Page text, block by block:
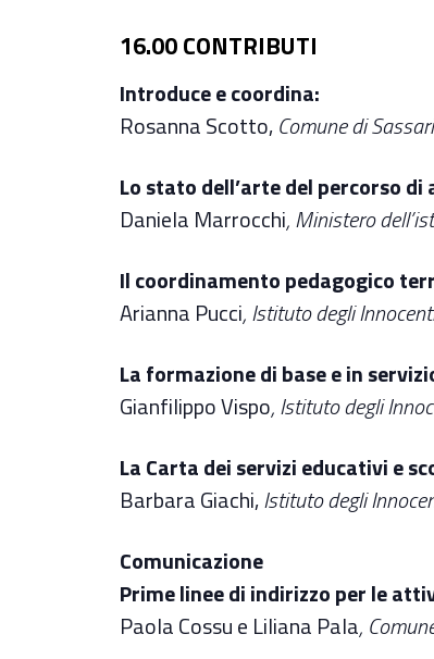
16.00 CONTRIBUTI
Introduce e coordina:
Rosanna Scotto,Comune di Sassari
Lo stato dell’arte del percorso
Daniela Marrocchi, Ministero
Il coordinamento pedagogico
Arianna Pucci, Istituto degli
La formazione di base e in
Gianfilippo Vispo, Istituto degli
La Carta dei servizi educativi e
Barbara Giachi,Istituto degli
Comunicazione
Prime linee di indirizzo per le
Paola Cossu e Liliana Pala,